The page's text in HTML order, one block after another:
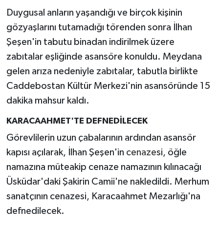
Duygusal anların yaşandığı ve birçok kişinin
gözyaşlarını tutamadığı törenden sonra İlhan
Şeşen'in tabutu binadan indirilmek üzere
zabıtalar eşliğinde asansöre konuldu. Meydana
gelen arıza nedeniyle zabıtalar, tabutla birlikte
Caddebostan Kültür Merkezi'nin asansöründe 15
dakika mahsur kaldı.
KARACAAHMET'TE DEFNEDİLECEK
Görevlilerin uzun çabalarının ardından asansör
kapısı açılarak, İlhan Şeşen'in cenazesi, öğle
namazına müteakip cenaze namazının kılınacağı
Üsküdar'daki Şakirin Camii'ne nakledildi. Merhum
sanatçının cenazesi, Karacaahmet Mezarlığı'na
defnedilecek.